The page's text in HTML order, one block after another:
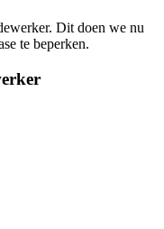
Dit doen we nu
te beperken.